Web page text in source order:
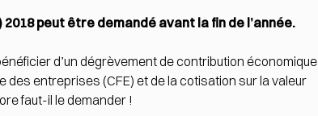
peut être demandé avant la fin de l’année.
d’un dégrèvement de contribution économique
des entreprises (CFE) et de la cotisation sur la valeur
faut-il le demander !